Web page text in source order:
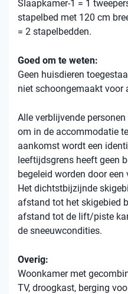
Slaapkamer-1 = 1
stapelbed met 120 cm
= 2 stapelbedden.
Goed om te weten:
Geen huisdieren
niet schoongemaakt voor
Alle verblijvende
om in de accommodatie
aankomst wordt een
leeftijdsgrens heeft geen
begeleid worden door een
Het dichtstbijzijnde
afstand tot het skigebied
afstand tot de lift/piste
de sneeuwcondities.
Overig:
Woonkamer met
TV, droogkast, berging